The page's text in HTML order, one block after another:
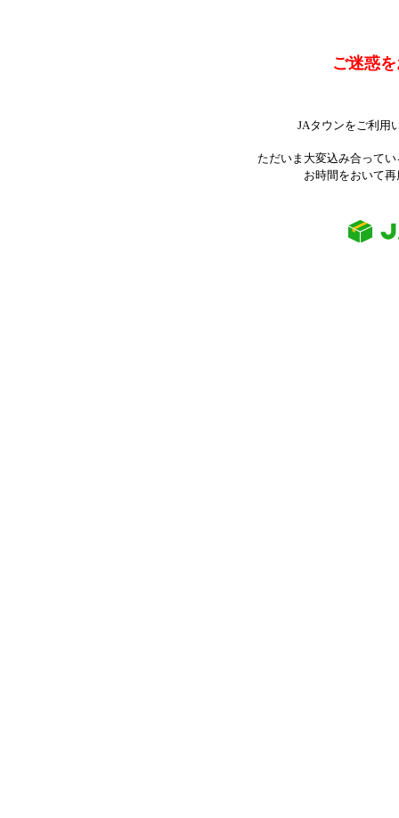
ご迷惑
JAタウンをご利用
ただいま大変込み合って
お時間をおいて